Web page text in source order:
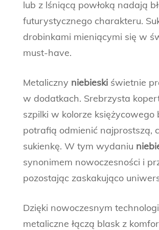
lub z lśniącą powłoką nadają
futurystycznego charakteru.
drobinkami mieniącymi się w
must-have.
Metaliczny niebieski świetnie
w dodatkach. Srebrzysta
szpilki w kolorze księżycowego
potrafią odmienić najprostszą,
sukienkę. W tym wydaniu
synonimem nowoczesności i
pozostając zaskakująco
Dzięki nowoczesnym
metaliczne łączą blask z